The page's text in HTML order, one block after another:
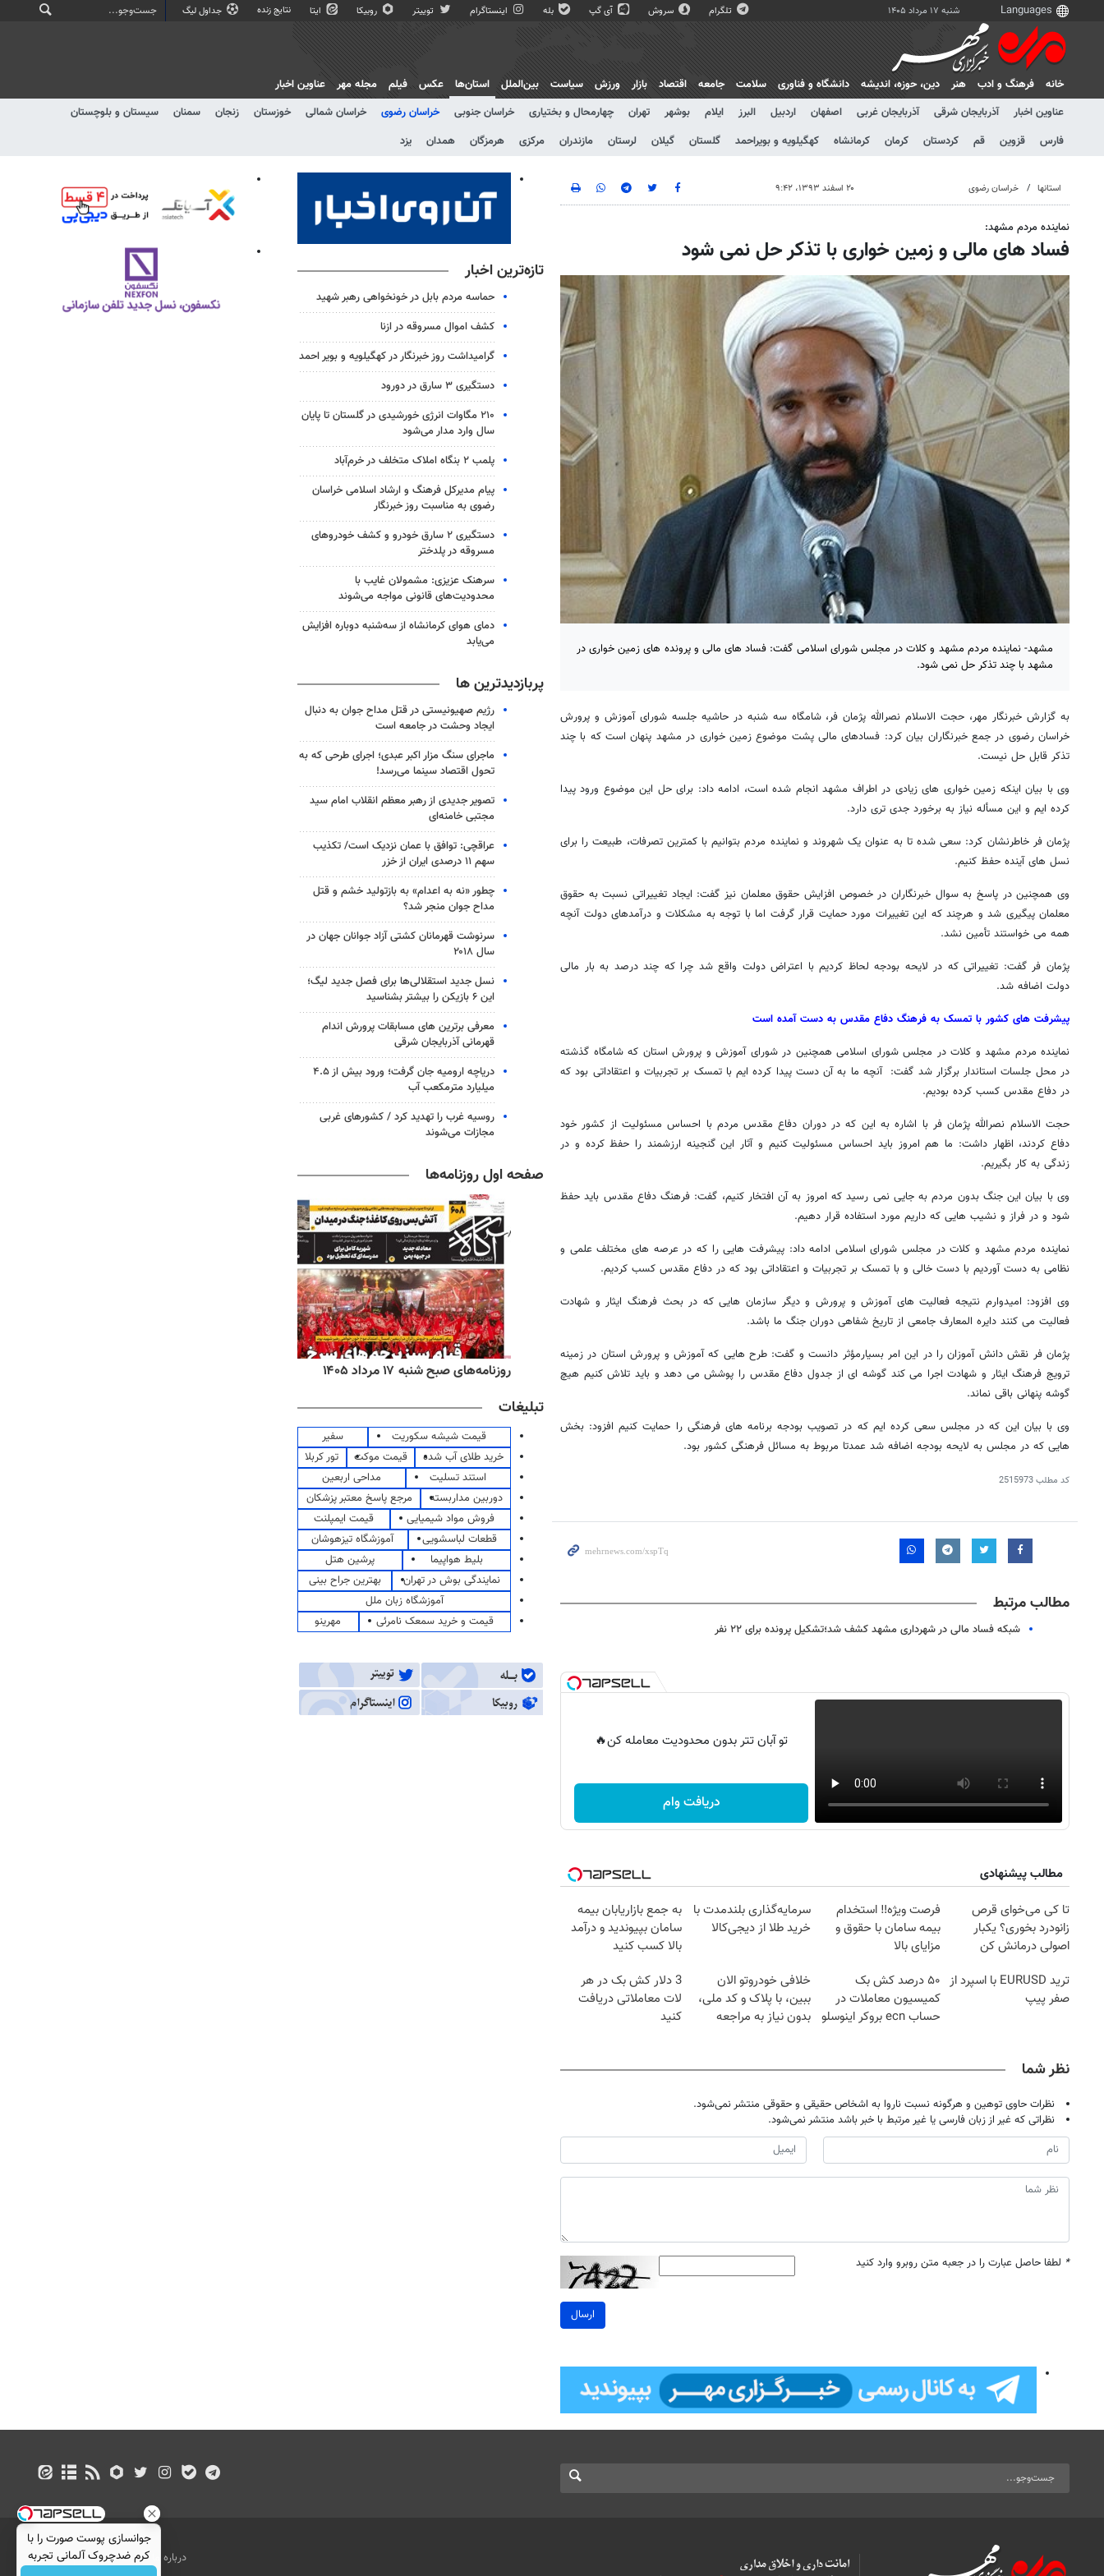
شنبه ۱۷ مرداد ۱۴۰۵ تلگرام سروش آی گپ بله اینستاگرام توییتر روبیکا ایتا نتایج زنده جداول لیگ
خانه فرهنگ و ادب هنر دين، حوزه، انديشه دانشگاه و فناوری سلامت جامعه اقتصاد بازار ورزش سیاست بین‌الملل
استان‌ها
عناوین اخبار
آذربایجان شرقی آذربایجان غربی اصفهان اردبیل البرز ایلام بوشهر تهران چهارمحال و بختیاری خراسان جنوبی خراسان رضوی خراسان شمالی خوزستان زنجان سمنان
سیستان و بلوچستان
فارس
قزوین قم کردستان کرمان کرمانشاه کهگیلویه و بویراحمد گلستان گیلان لرستان مازندران مرکزی هرمزگان همدان یزد
عکس فیلم مجله مهر عناوین اخبار
استانها خراسان رضوی ۲۰ اسفند ۱۳۹۳، ۹:۴۲
نماینده مردم مشهد:
فساد های مالی و زمین خواری با تذکر حل نمی شود
مشهد- نماینده مردم مشهد و کلات در مجلس شورای اسلامی گفت: فساد های مالی و پرونده های زمین خواری در
مشهد با چند تذکر حل نمی شود.
به گزارش خبرنگار مهر، حجت الاسلام نصرالله پژمان فر، شامگاه سه شنبه در حاشیه جلسه شورای آموزش و پرورش
خراسان رضوی در جمع خبرنگاران بیان کرد: فسادهای مالی پشت موضوع زمین خواری در مشهد پنهان است که با چند
تذکر قابل حل نیست.
وی با بیان اینکه زمین خواری های زیادی در اطراف مشهد انجام شده است، ادامه داد: برای حل این موضوع ورود پیدا
کرده ایم و این مسأله نیاز به برخورد جدی تری دارد.
پژمان فر خاطرنشان کرد: سعی شده تا به عنوان یک شهروند و نماینده مردم بتوانیم با کمترین تصرفات، طبیعت را برای
نسل های آینده حفظ کنیم.
وی همچنین در پاسخ به سوال خبرنگاران در خصوص افزایش حقوق معلمان نیز گفت: ایجاد تغییراتی نسبت به حقوق
معلمان پیگیری شد و هرچند که این تغییرات مورد حمایت قرار گرفت اما با توجه به مشکلات و درآمدهای دولت آنچه
همه می خواستند تأمین نشد.
پژمان فر گفت: تغییراتی که در لایحه بودجه لحاظ کردیم با اعتراض دولت واقع شد چرا که چند درصد به بار مالی
دولت اضافه شد.
پیشرفت های کشور با تمسک به فرهنگ دفاع مقدس به دست آمده است
نماینده مردم مشهد و کلات در مجلس شورای اسلامی همچنین در شورای آموزش و پرورش استان که شامگاه گذشته
در محل جلسات استاندار برگزار شد گفت: آنچه ما به آن دست پیدا کرده ایم با تمسک بر تجربیات و اعتقاداتی بود که
در دفاع مقدس کسب کرده بودیم.
حجت الاسلام نصرالله پژمان فر با اشاره به این که در دوران دفاع مقدس مردم با احساس مسئولیت از کشور خود
دفاع کردند، اظهار داشت: ما هم امروز باید احساس مسئولیت کنیم و آثار این گنجینه ارزشمند را حفظ کرده و در
زندگی به کار بگیریم.
وی با بیان این جنگ بدون مردم به جایی نمی رسید که امروز به آن افتخار کنیم، گفت: فرهنگ دفاع مقدس باید حفظ
شود و در فراز و نشیب هایی که داریم مورد استفاده قرار دهیم.
نماینده مردم مشهد و کلات در مجلس شورای اسلامی ادامه داد: پیشرفت هایی را که در عرصه های مختلف علمی و
نظامی به دست آوردیم با دست خالی و با تمسک بر تجربیات و اعتقاداتی بود که در دفاع مقدس کسب کردیم.
وی افزود: امیدوارم نتیجه فعالیت های آموزش و پرورش و دیگر سازمان هایی که در بحث فرهنگ ایثار و شهادت
فعالیت می کنند دایره المعارف جامعی از تاریخ شفاهی دوران جنگ ما باشد.
پژمان فر نقش دانش آموزان را در این امر بسیارمؤثر دانست و گفت: طرح هایی که آموزش و پرورش استان در زمینه
ترویج فرهنگ ایثار و شهادت اجرا می کند گوشه ای از جدول دفاع مقدس را پوشش می دهد و باید تلاش کنیم هیچ
گوشه پنهانی باقی نماند.
وی با بیان این که در مجلس سعی کرده ایم که در تصویب بودجه برنامه های فرهنگی را حمایت کنیم افزود: بخش
هایی که در مجلس به لایحه بودجه اضافه شد عمدتا مربوط به مسائل فرهنگی کشور بود.
کد مطلب2515973
مطالب مرتبط
شبکه فساد مالی در شهرداری مشهد کشف شد؛تشکیل پرونده برای ۲۲ نفر
تو آبان تتر بدون محدودیت معامله کن🔥
دریافت وام
مطالب پیشنهادی
تا کی می‌خوای قرص
زانودرد بخوری؟ یکبار
اصولی درمانش کن
فرصت ویژه‼️ استخدام
بیمه سامان با حقوق و
مزایای بالا
سرمایه‌گذاری بلندمدت با
خرید طلا از دیجی‌کالا
به جمع بازاریابان بیمه
سامان بپیوندید و درآمد
بالا کسب کنید
ترید EURUSD با اسپرد از
صفر پیپ
۵۰ درصد کش بک
کمیسیون معاملات در
حساب ecn بروکر اینوسلو
خلافی خودروتو الان
ببین، با پلاک و کد ملی،
بدون نیاز به مراجعه
3 دلار کش بک در هر
لات معاملاتی دریافت
کنید
نظر شما
نظرات حاوی توهین و هرگونه نسبت ناروا به اشخاص حقیقی و حقوقی منتشر نمی‌شود.
نظراتی که غیر از زبان فارسی یا غیر مرتبط با خبر باشد منتشر نمی‌شود.
* لطفا حاصل عبارت را در جعبه متن روبرو وارد کنید
ارسال
تازه‌ترین اخبار
حماسه مردم بابل در خونخواهی رهبر شهید
کشف اموال مسروقه در ازنا
گرامیداشت روز خبرنگار در کهگیلویه و بویر احمد
دستگیری ۳ سارق در دورود
۲۱۰ مگاوات انرژی خورشیدی در گلستان تا پایان
سال وارد مدار می‌شود
پلمب ۲ بنگاه املاک متخلف در خرم‌آباد
پیام مدیرکل فرهنگ و ارشاد اسلامی خراسان
رضوی به مناسبت روز خبرنگار
دستگیری ۲ سارق خودرو و کشف خودروهای
مسروقه در پلدختر
سرهنک عزیزی: مشمولان غایب با
محدودیت‌های قانونی مواجه می‌شوند
دمای هوای کرمانشاه از سه‌شنبه دوباره افزایش
می‌یابد
پربازدیدترین ها
رژیم صهیونیستی در قتل مداح جوان به دنبال
ایجاد وحشت در جامعه است
ماجرای سنگ مزار اکبر عبدی؛ اجرای طرحی که به
تحول اقتصاد سینما می‌رسد!
تصویر جدیدی از رهبر معظم انقلاب امام سید
مجتبی خامنه‌ای
عراقچی: توافق با عمان نزدیک است/ تکذیب
سهم ۱۱ درصدی ایران از خزر
چطور «نه به اعدام» به بازتولید خشم و قتل
مداح جوان منجر شد؟
سرنوشت قهرمانان کشتی آزاد جوانان جهان در
سال ۲۰۱۸
نسل جدید استقلالی‌ها برای فصل جدید لیگ؛
این ۶ بازیکن را بیشتر بشناسید
معرفی برترین های مسابقات پرورش اندام
قهرمانی آذربایجان شرقی
دریاچه ارومیه جان گرفت؛ ورود بیش از ۴.۵
میلیارد مترمکعب آب
روسیه غرب را تهدید کرد / کشورهای غربی
مجازات می‌شوند
صفحه اول روزنامه‌ها
روزنامه‌های اقتصادی شنبه ۱۷ مرداد ۱۴۰۵ روزنامه‌های ورزشی شنبه ۱۷ مرداد ۱۴۰۵ روزنامه‌های صبح شنبه ۱۷ مرداد ۱۴۰۵
تبلیغات
قیمت شیشه سکوریت
سفیر
خرید طلای آب شده
قیمت موکت
تور کربلا
استند تسلیت
مداحی اربعین
دوربین مداربسته
مرجع پاسخ معتبر پزشکان
فروش مواد شیمیایی
قیمت ایمپلنت
قطعات لباسشویی
آموزشگاه تیزهوشان
بلیط هواپیما
پرشین هتل
نمایندگی بوش در تهران
بهترین جراح بینی
آموزشگاه زبان ملل
قیمت و خرید سمعک نامرئی
مهرینو
درباره ما تماس با ما
بازرگانی
جوانسازی پوست صورت را با
کرم ضدچروک آلمانی تجربه